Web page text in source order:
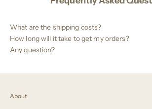
What are the shipping costs?
How long will it take to get my orders?
Any question?
About